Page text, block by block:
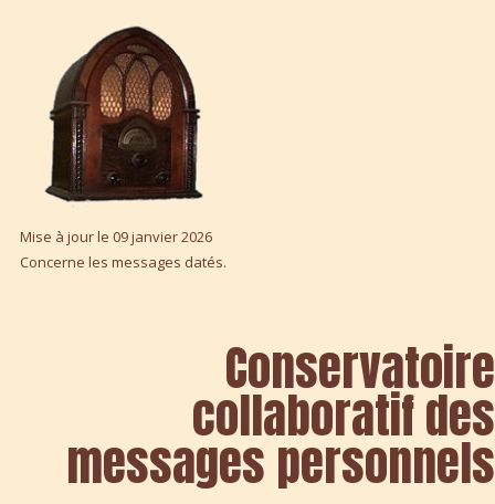
Mise à jour le 09 janvier 2026
Concerne les messages datés.
Conservatoire
collaboratif des
messages personnels